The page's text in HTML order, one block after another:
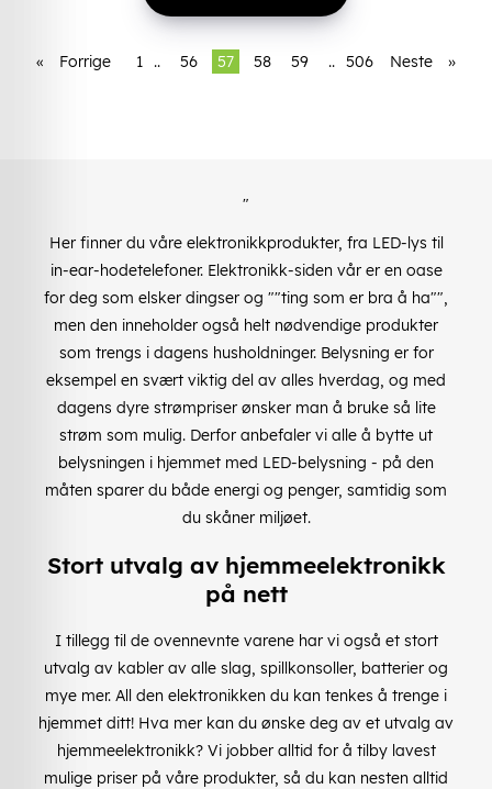
« Forrige 1 .. 56 57 58 59 .. 506 Neste »
"
Her finner du våre elektronikkprodukter, fra LED-lys til
in-ear-hodetelefoner. Elektronikk-siden vår er en oase
for deg som elsker dingser og ""ting som er bra å ha"",
men den inneholder også helt nødvendige produkter
som trengs i dagens husholdninger. Belysning er for
eksempel en svært viktig del av alles hverdag, og med
dagens dyre strømpriser ønsker man å bruke så lite
strøm som mulig. Derfor anbefaler vi alle å bytte ut
belysningen i hjemmet med LED-belysning - på den
måten sparer du både energi og penger, samtidig som
du skåner miljøet.
Stort utvalg av hjemmeelektronikk
på nett
I tillegg til de ovennevnte varene har vi også et stort
utvalg av kabler av alle slag, spillkonsoller, batterier og
mye mer. All den elektronikken du kan tenkes å trenge i
hjemmet ditt! Hva mer kan du ønske deg av et utvalg av
hjemmeelektronikk? Vi jobber alltid for å tilby lavest
mulige priser på våre produkter, så du kan nesten alltid